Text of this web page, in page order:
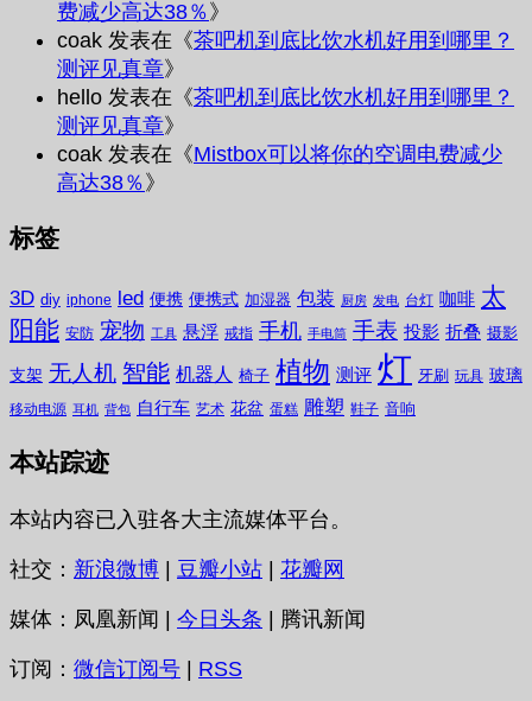
费减少高达38％ 》
coak 发表在《茶吧机到底比饮水机好用到哪里？
测评见真章》
hello 发表在《茶吧机到底比饮水机好用到哪里？
测评见真章》
coak 发表在《Mistbox可以将你的空调电费减少
高达38％ 》
标签
3D diy iphone led 便携 便携式 加湿器 包装 厨房 发电 台灯 咖啡 太
阳能 安防 宠物 工具 悬浮 戒指 手机 手电筒 手表 投影 折叠 摄影
支架 无人机 智能 机器人 椅子 植物 测评 灯 牙刷 玩具 玻璃
移动电源 耳机 背包 自行车 艺术 花盆 蛋糕 雕塑 鞋子 音响
本站踪迹
本站内容已入驻各大主流媒体平台。
社交： 新浪微博 | 豆瓣小站 | 花瓣网
媒体：凤凰新闻 | 今日头条 | 腾讯新闻
订阅： 微信订阅号 | RSS